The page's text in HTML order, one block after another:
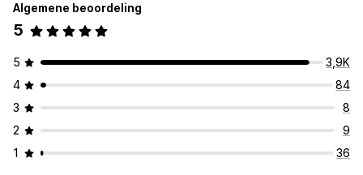
Algemene beoordeling
5
5
3,9K
4
84
3
8
2
9
1
36